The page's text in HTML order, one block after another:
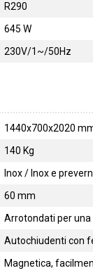
R290
645 W
230V/1~/50Hz
1440x700x2020
140 Kg
Inox / Inox e
60 mm
Arrotondati per
Autochiudenti con
Magnetica,